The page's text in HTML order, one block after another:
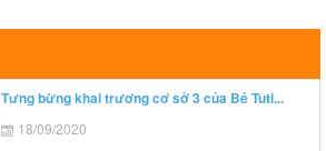
Tưng bừng khai trương cơ sở 3 của Bé Tuti...
18/09/2020